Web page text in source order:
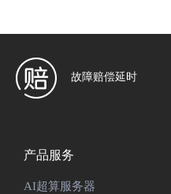
故障赔偿延时
产品服务
AI超算服务器